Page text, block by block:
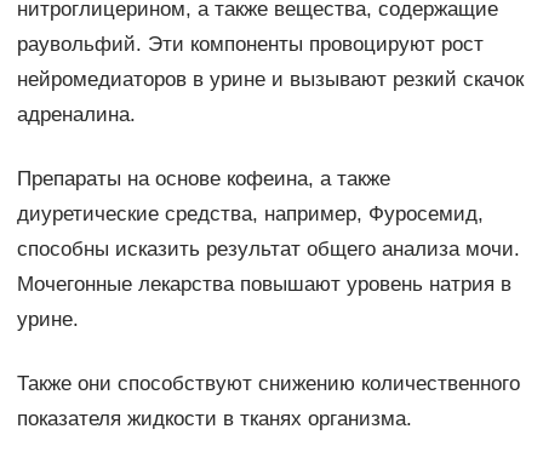
нитроглицерином, а также вещества, содержащие
раувольфий. Эти компоненты провоцируют рост
нейромедиаторов в урине и вызывают резкий скачок
адреналина.
Препараты на основе кофеина, а также
диуретические средства, например, Фуросемид,
способны исказить результат общего анализа мочи.
Мочегонные лекарства повышают уровень натрия в
урине.
Также они способствуют снижению количественного
показателя жидкости в тканях организма.